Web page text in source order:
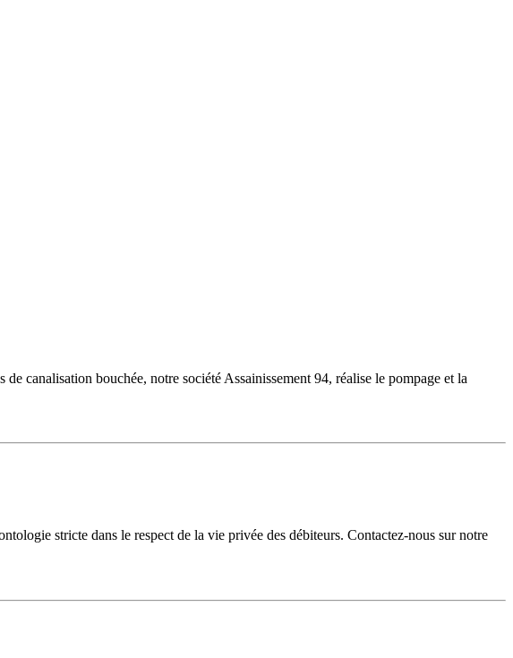
canalisation bouchée, notre société Assainissement 94, réalise le pompage et la
stricte dans le respect de la vie privée des débiteurs. Contactez-nous sur notre